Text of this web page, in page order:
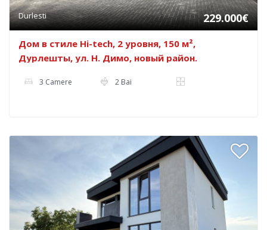
Durlesti 229.000€
Дом в стиле Hi-tech, 2 уровня, 150 м²,
Дурлешты, ул. Н. Димо, новый район.
3 Camere 2 Bai